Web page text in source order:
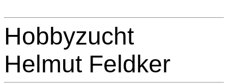
Hobbyzucht
Helmut Feldker